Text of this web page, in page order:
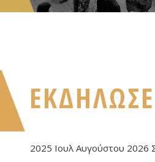
2025 Ιουλ Αυγούστου 2026